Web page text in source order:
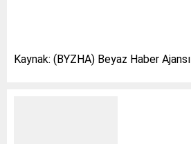
Kaynak: (BYZHA) Beyaz Haber Ajansı